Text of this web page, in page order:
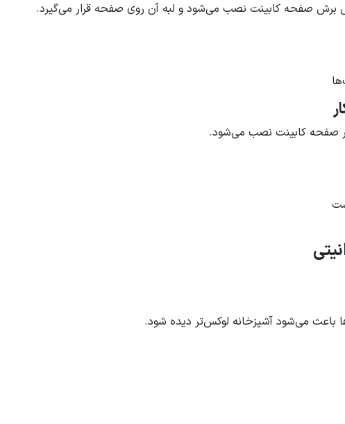
برش صفحه کابینت نصب می‌شود و لبه آن روی صفحه قرار می‌گیرد.
صفحه کابینت نصب می‌شود.
باعث می‌شود آشپزخانه لوکس‌تر دیده شود.